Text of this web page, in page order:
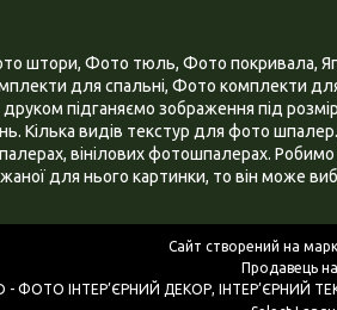
штори, Фото тюль, Фото покривала,
для спальні, Фото комплекти
підганяємо зображення під
Кілька видів текстур для фото
вінілових фотошпалерах.
для нього картинки, то він може
Сайт створений на
Продавець